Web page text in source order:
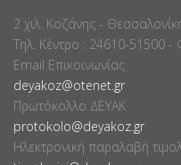
2 χιλ. Κοζάνης -
Τηλ. Κέντρο : 24610-51500
Email Επικοινωνίας
deyakoz@otenet.gr
Πρωτόκολλο ΔΕΥΑΚ
protokolo@deyakoz.gr
Ηλεκτρονική παραλαβή